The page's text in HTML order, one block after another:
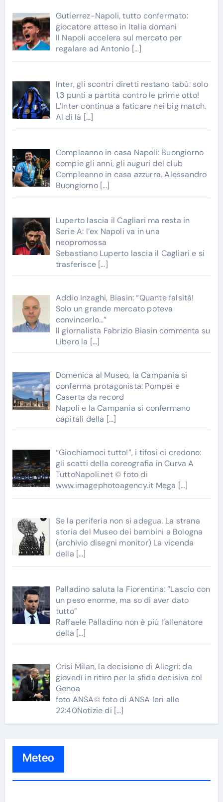
Gutierrez-Napoli, tutto confermato:
giocatore atteso in Italia domani
Il Napoli accelera sul mercato per
regalare ad Antonio […]
Inter, gli scontri diretti restano tabù: solo
1,3 punti a partita contro le prime otto!
L’Inter continua a faticare nei big match.
Al di là […]
Compleanno in casa Napoli: Buongiorno
compie gli anni, gli auguri del club
Compleanno in casa azzurra. Alessandro
Buongiorno […]
Luperto lascia il Cagliari ma resta in
Serie A: l’ex Napoli va in una
neopromossa
Sebastiano Luperto lascia il Cagliari e si
trasferisce […]
Addio Inzaghi, Biasin: “Quante falsità!
Solo un grande mercato poteva
convincerlo…”
Il giornalista Fabrizio Biasin commenta su
Libero la […]
Domenica al Museo, la Campania si
conferma protagonista: Pompei e
Caserta da record
Napoli e la Campania si confermano
capitali della […]
“Giochiamoci tutto!”, i tifosi ci credono:
gli scatti della coreografia in Curva A
TuttoNapoli.net © foto di
www.imagephotoagency.it Mega […]
Se la periferia non si adegua. La strana
storia del Museo dei bambini a Bologna
(archivio disegni monitor) La vicenda
della […]
Palladino saluta la Fiorentina: “Lascio con
un peso enorme, ma so di aver dato
tutto”
Raffaele Palladino non è più l’allenatore
della […]
Crisi Milan, la decisione di Allegri: da
giovedì in ritiro per la sfida decisiva col
Genoa
foto ANSA© foto di ANSA Ieri alle
22:40Notizie di […]
Meteo